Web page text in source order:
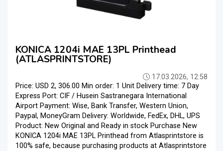
KONICA 1204i MAE 13PL Printhead
(ATLASPRINTSTORE)
17.03.2026, 12:58
Price: USD 2, 306.00 Min order: 1 Unit Delivery time: 7 Day
Express Port: CIF / Husein Sastranegara International
Airport Payment: Wise, Bank Transfer, Western Union,
Paypal, MoneyGram Delivery: Worldwide, FedEx, DHL, UPS
Product: New Original and Ready in stock Purchase New
KONICA 1204i MAE 13PL Printhead from Atlasprintstore is
100% safe, because purchasing products at Atlasprintstore